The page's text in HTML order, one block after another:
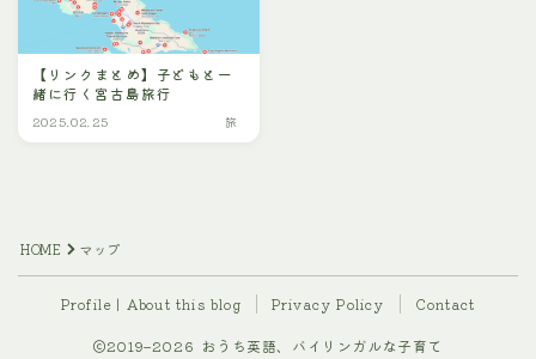
【リンクまとめ】子どもと一
緒に行く宮古島旅行
2025.02.25 旅
HOME マップ
Profile | About this blog Privacy Policy Contact
2019–2026 おうち英語、バイリンガルな子育て